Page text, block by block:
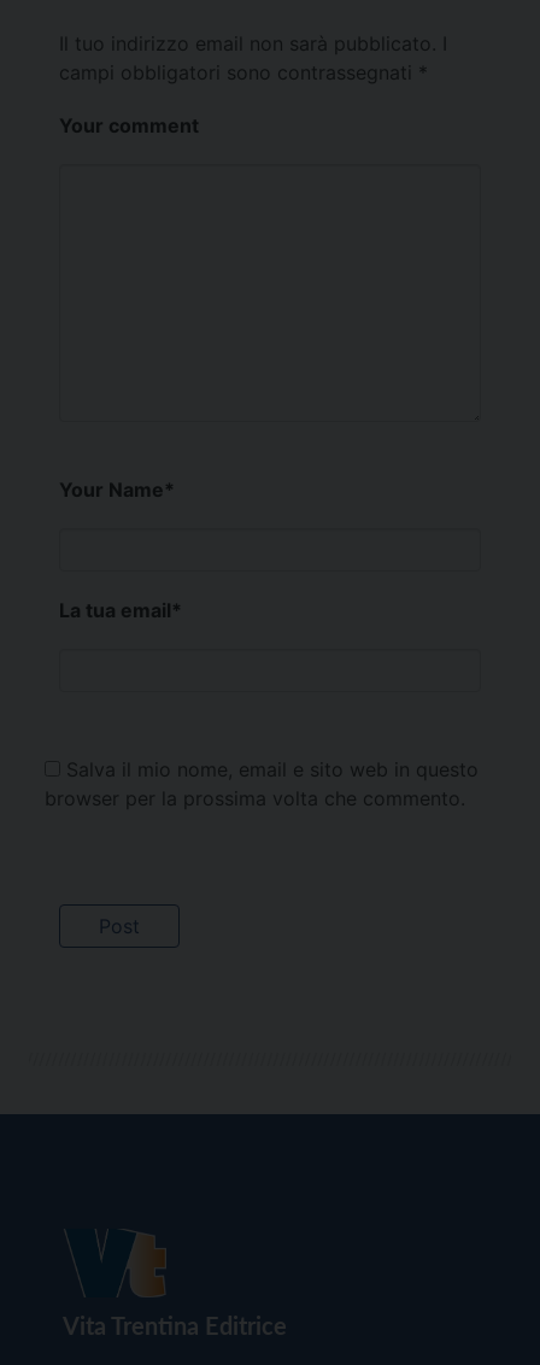
Il tuo indirizzo email non sarà pubblicato.
campi obbligatori sono contrassegnati *
Your comment
Your Name*
La tua email*
Salva il mio nome, email e sito web in questo
browser per la prossima volta che commento.
Vita Trentina Editrice